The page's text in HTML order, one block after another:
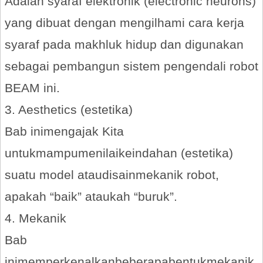
yang dibuat dengan mengilhami cara kerja
syaraf pada makhluk hidup dan digunakan
sebagai pembangun sistem pengendali robot
BEAM ini.
3. Aesthetics (estetika)
Bab inimengajak Kita
untukmampumenilaikeindahan (estetika)
suatu model ataudisainmekanik robot,
apakah “baik” ataukah “buruk”.
4. Mekanik
Bab